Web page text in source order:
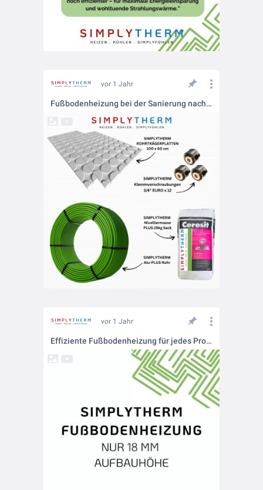
vor 1 Jahr
Fußbodenheizung bei der Sanierung nachrüsten - Nina von Simplytherm erklärt
vor 1 Jahr
Effiziente Fußbodenheizung für jedes Projekt